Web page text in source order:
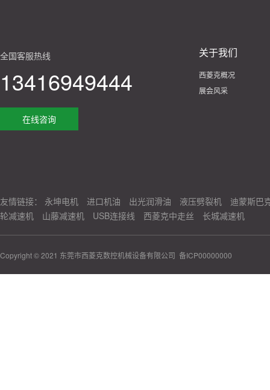
全国客服热线
13416949444
在线咨询
关于我们
西菱克概况
展会风采
友情链接： 永坤电机 进口机油 出光润滑油 液压劈裂机
迪蒙斯巴
轮减速机
山藤减速机 USB连接线 西菱克中走丝 长城减速机
Copyright © 2021 东莞市西菱克数控机械设备有限公司 备ICP00000000